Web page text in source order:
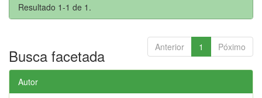
Resultado 1-1 de 1.
Anterior 1 Póximo
Busca facetada
Autor